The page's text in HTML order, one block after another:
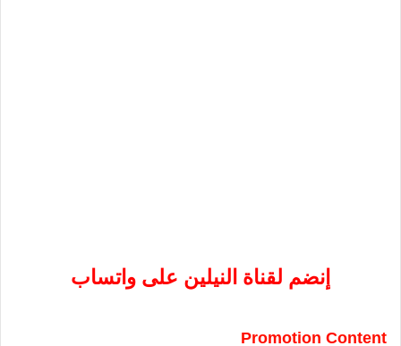
إنضم لقناة النيلين على واتساب
Promotion Content